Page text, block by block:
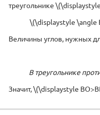
треугольнике
\(\displaystyle \angle
Величины углов, нужных
В треугольнике
Значит, \(\displaystyle